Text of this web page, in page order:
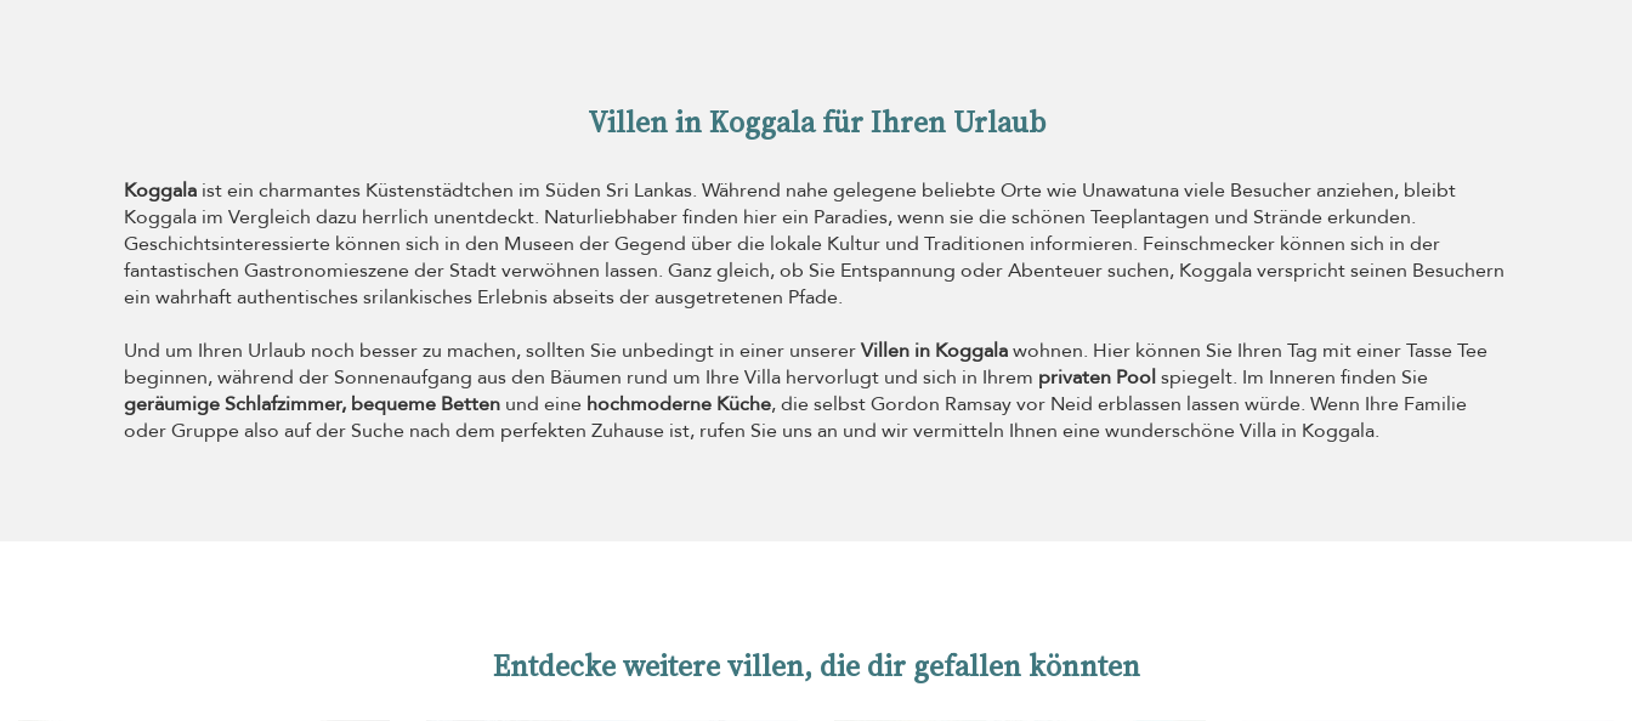
Villen in Koggala für Ihren Urlaub
Koggala ist ein charmantes Küstenstädtchen im Süden Sri Lankas. Während nahe gelegene beliebte Orte wie Unawatuna viele Besucher anziehen, bleibt
Koggala im Vergleich dazu herrlich unentdeckt. Naturliebhaber finden hier ein Paradies, wenn sie die schönen Teeplantagen und Strände erkunden.
Geschichtsinteressierte können sich in den Museen der Gegend über die lokale Kultur und Traditionen informieren. Feinschmecker können sich in der
fantastischen Gastronomieszene der Stadt verwöhnen lassen. Ganz gleich, ob Sie Entspannung oder Abenteuer suchen, Koggala verspricht seinen Besuchern
ein wahrhaft authentisches srilankisches Erlebnis abseits der ausgetretenen Pfade.
Und um Ihren Urlaub noch besser zu machen, sollten Sie unbedingt in einer unsererVillen in Koggalawohnen. Hier können Sie Ihren Tag mit einer Tasse Tee
beginnen, während der Sonnenaufgang aus den Bäumen rund um Ihre Villa hervorlugt und sich in Ihrem privaten Poolspiegelt. Im Inneren finden Sie
geräumige Schlafzimmer, bequeme Betten und eine hochmoderne Küche, die selbst Gordon Ramsay vor Neid erblassen lassen würde. Wenn Ihre Familie
oder Gruppe also auf der Suche nach dem perfekten Zuhause ist, rufen Sie uns an und wir vermitteln Ihnen eine wunderschöne Villa in Koggala.
Entdecke weitere villen, die dir gefallen könnten